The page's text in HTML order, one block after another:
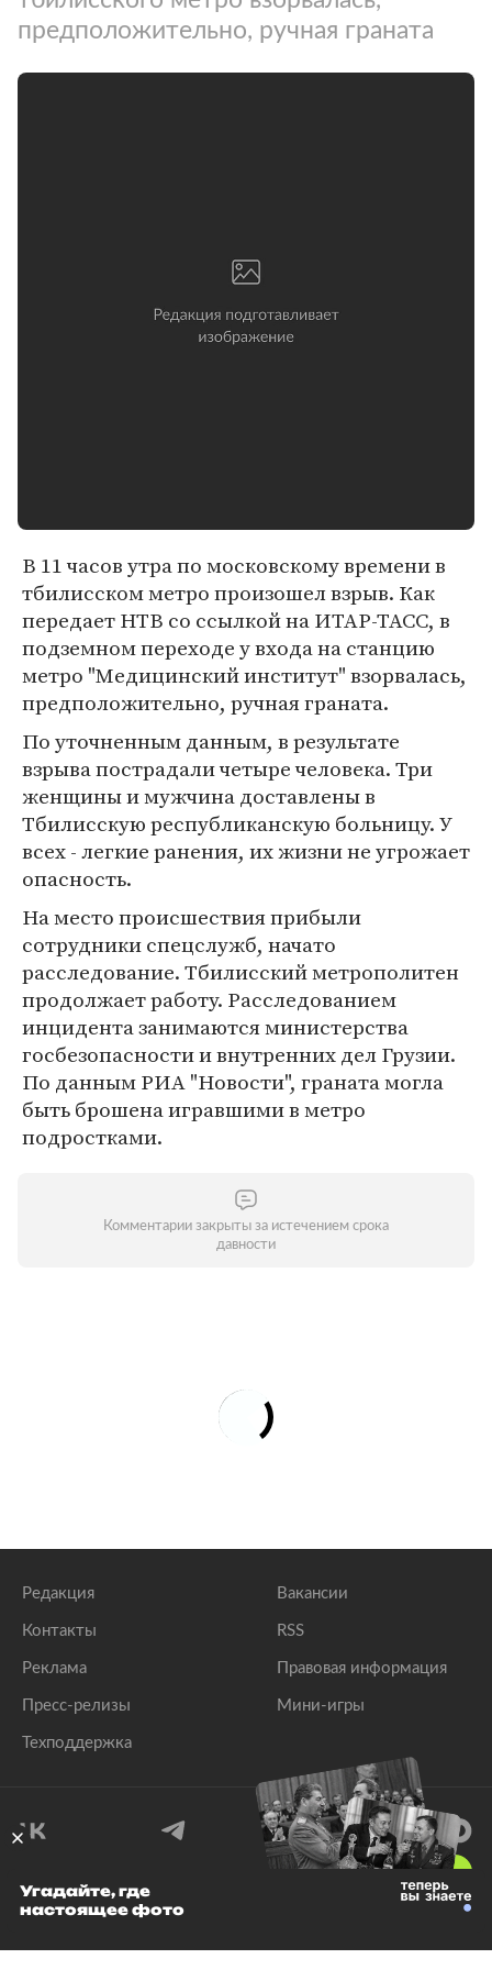
предположительно, ручная граната
В 11 часов утра по московскому времени в
тбилисском метро произошел взрыв. Как
передает НТВ со ссылкой на ИТАР-ТАСС, в
подземном переходе у входа на станцию
метро "Медицинский институт" взорвалась,
предположительно, ручная граната.
По уточненным данным, в результате
взрыва пострадали четыре человека. Три
женщины и мужчина доставлены в
Тбилисскую республиканскую больницу. У
всех - легкие ранения, их жизни не угрожает
опасность.
На место происшествия прибыли
сотрудники спецслужб, начато
расследование. Тбилисский метрополитен
продолжает работу. Расследованием
инцидента занимаются министерства
госбезопасности и внутренних дел Грузии.
По данным РИА "Новости", граната могла
быть брошена игравшими в метро
подростками.
Комментарии закрыты за истечением срока
давности
Редакция
Контакты
Реклама
Пресс-релизы
Техподдержка
Вакансии
RSS
Правовая информация
Мини-игры
© 1999–2026 Все права защищены.
Угадайте, где
настоящее фото